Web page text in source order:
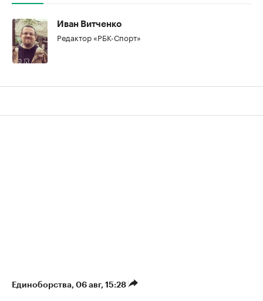
Иван Витченко
Редактор «РБК-Спорт»
Единоборства⁠, 06 авг, 15:28